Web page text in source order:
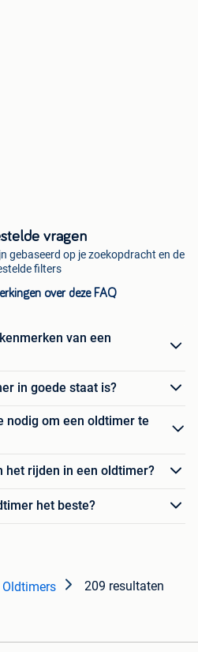
vragen
gebaseerd op je zoekopdracht en de
filters
over deze FAQ
van een
in goede staat is?
nodig om een oldtimer te
het rijden in een oldtimer?
het beste?
Oldtimers 209 resultaten